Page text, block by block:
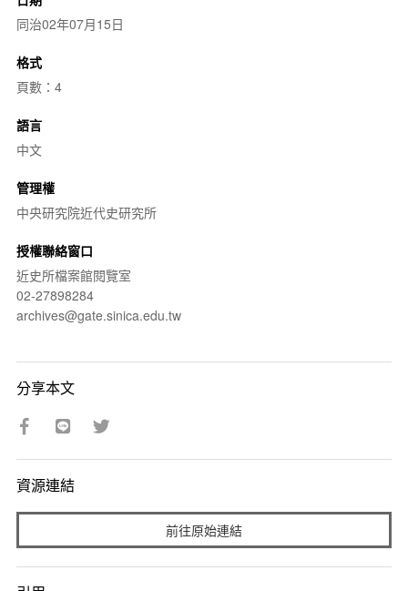
同治02年07月15日
格式
頁數：4
語言
中文
管理權
中央研究院近代史研究所
授權聯絡窗口
近史所檔案館閱覽室
02-27898284
archives@gate.sinica.edu.tw
分享本文
資源連結
前往原始連結